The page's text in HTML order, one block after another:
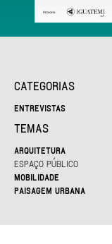
CATEGORIAS
ENTREVISTAS
TEMAS
ARQUITETURA
ESPAÇO PÚBLICO
MOBILIDADE
PAISAGEM URBANA